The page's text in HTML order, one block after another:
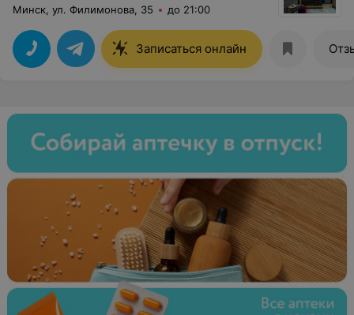
Минск, ул. Филимонова, 35 до 21:00
Записаться онлайн